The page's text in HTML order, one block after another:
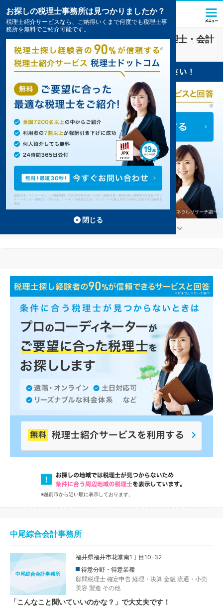
医療法人業界に強い越前市(福井県)の税理士・会計
事務所の一覧
※越前市から近い順に表示しております。
中尾綜合会計事務所
中尾綜合会計事務所
福井県福井市花堂南1丁目10-32
得意分野・得意業種
顧問税理士 確定申告 経理・決算 金融 流通・小売
美容 製造 その他
「こんなこと聞いていいのかな？」で大丈夫です！
お探しの税理士事務所は見つかりましたか？
税理士紹介サービスなら、ご納得いくまで何度でも税理士事
務所を無料でご紹介可能です。
閉じる